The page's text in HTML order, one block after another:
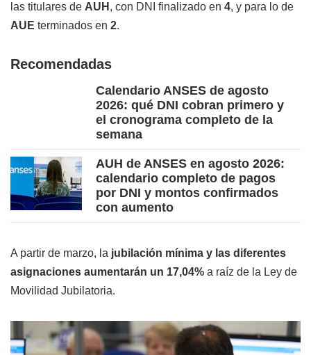
las titulares de AUH , con DNI finalizado en 4, y para lo de
AUE terminados en 2.
Recomendadas
Calendario ANSES de agosto
2026: qué DNI cobran primero y
el cronograma completo de la
semana
AUH de ANSES en agosto 2026:
calendario completo de pagos
por DNI y montos confirmados
con aumento
A partir de marzo, la jubilación mínima y las diferentes
asignaciones aumentarán un 17,04% a raíz de la Ley de
Movilidad Jubilatoria.